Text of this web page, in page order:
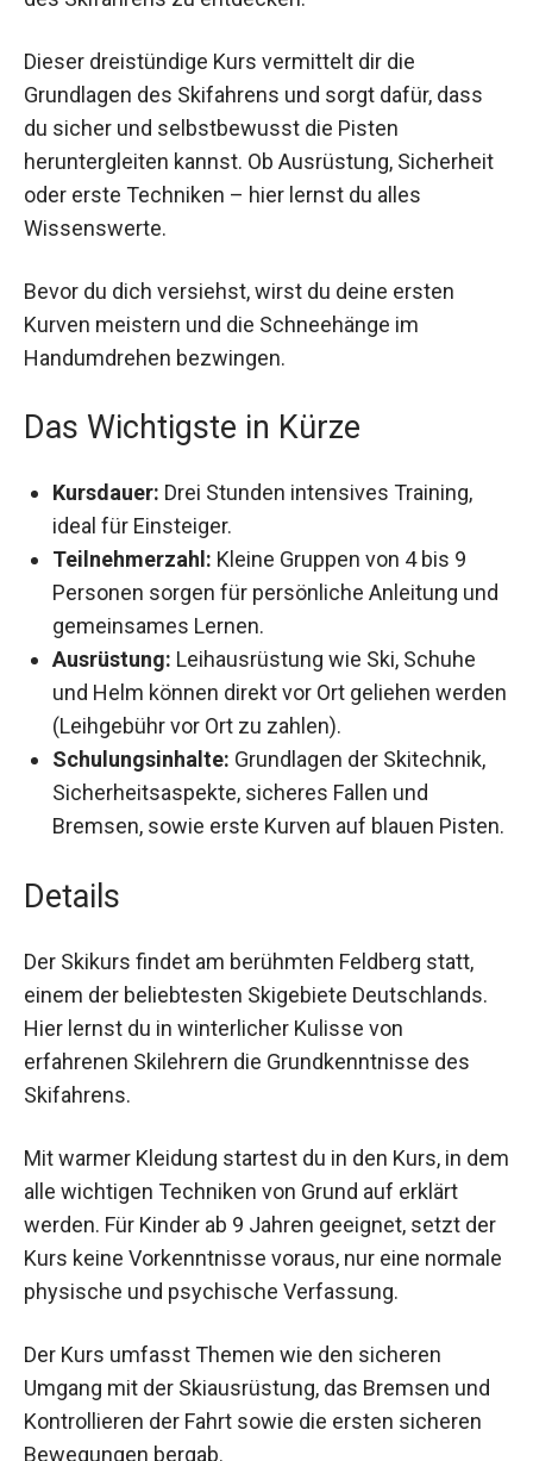
Dieser dreistündige Kurs vermittelt dir die
Grundlagen des Skifahrens und sorgt dafür, dass
du sicher und selbstbewusst die Pisten
heruntergleiten kannst. Ob Ausrüstung,
Sicherheit oder erste Techniken – hier lernst du
alles Wissenswerte.
Bevor du dich versiehst, wirst du deine ersten
Kurven meistern und die Schneehänge im
Handumdrehen bezwingen.
Das Wichtigste in Kürze
Kursdauer:
Drei Stunden intensives Training,
ideal für Einsteiger.
Teilnehmerzahl: Kleine Gruppen von 4 bis 9
Personen sorgen für persönliche Anleitung
und gemeinsames Lernen.
Ausrüstung:
Leihausrüstung wie Ski, Schuhe
und Helm können direkt vor Ort geliehen
werden (Leihgebühr vor Ort zu zahlen).
Schulungsinhalte:
Grundlagen der Skitechnik,
Sicherheitsaspekte, sicheres Fallen und
Bremsen, sowie erste Kurven auf blauen
Details
Der Skikurs findet am berühmten Feldberg statt,
einem der beliebtesten Skigebiete Deutschlands.
Hier lernst du in winterlicher Kulisse von
erfahrenen Skilehrern die Grundkenntnisse des
Mit warmer Kleidung startest du in den Kurs, in
dem alle wichtigen Techniken von Grund auf
erklärt werden. Für Kinder ab 9 Jahren geeignet,
setzt der Kurs keine Vorkenntnisse voraus, nur
eine normale physische und psychische
Verfassung.
Der Kurs umfasst Themen wie den sicheren
Umgang mit der Skiausrüstung, das Bremsen und